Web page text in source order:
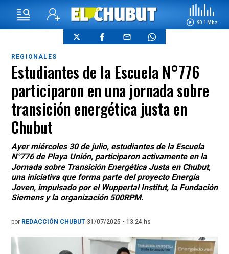
90.1 Mhz
REGIONALES
Estudiantes de la Escuela N°776
participaron en una jornada sobre
transición energética justa en
Chubut
Ayer miércoles 30 de julio, estudiantes de la Escuela
N°776 de Playa Unión, participaron activamente en la
Jornada sobre Transición Energética Justa en Chubut,
una iniciativa que forma parte del proyecto Energía
Joven, impulsado por el Wuppertal Institut, la Fundación
Siemens y la organización 500RPM.
por REDACCIÓN CHUBUT 31/07/2025 - 13.24.hs